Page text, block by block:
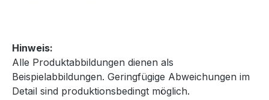
Hinweis:
Alle Produktabbildungen dienen als
Beispielabbildungen. Geringfügige Abweichungen im
Detail sind produktionsbedingt möglich.